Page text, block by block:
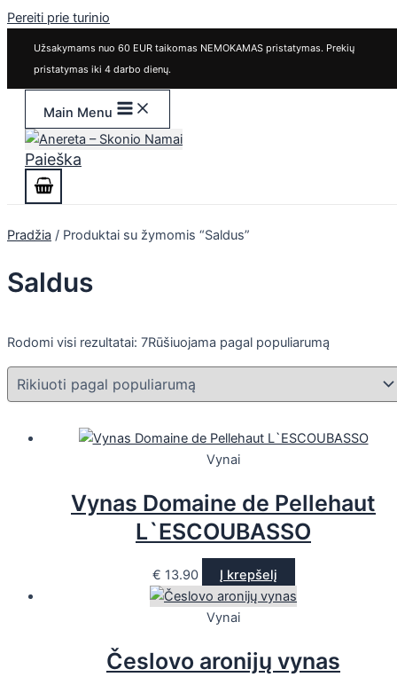
Pereiti prie turinio
Užsakymams nuo 60 EUR taikomas NEMOKAMAS pristatymas. Prekių
pristatymas iki 4 darbo dienų.
Main Menu
Paieška
Pradžia / Produktai su žymomis “Saldus”
Saldus
Rodomi visi rezultatai: 7Rūšiuojama pagal populiarumą
Vynai
Vynas Domaine de Pellehaut
L`ESCOUBASSO
€ 13.90 Į krepšelį
Vynai
Česlovo aronijų vynas